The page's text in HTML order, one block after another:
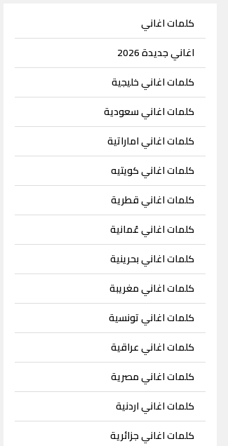
كلمات اغاني
اغاني جديدة 2026
كلمات اغاني خليجية
كلمات اغاني سعودية
كلمات اغاني اماراتية
كلمات اغاني كويتيه
كلمات اغاني قطرية
كلمات اغاني عُمانية
كلمات اغاني بحرينية
كلمات اغاني مغريبة
كلمات اغاني تونسية
كلمات اغاني عراقية
كلمات اغاني مصرية
كلمات اغاني اردنية
كلمات اغاني جزائرية